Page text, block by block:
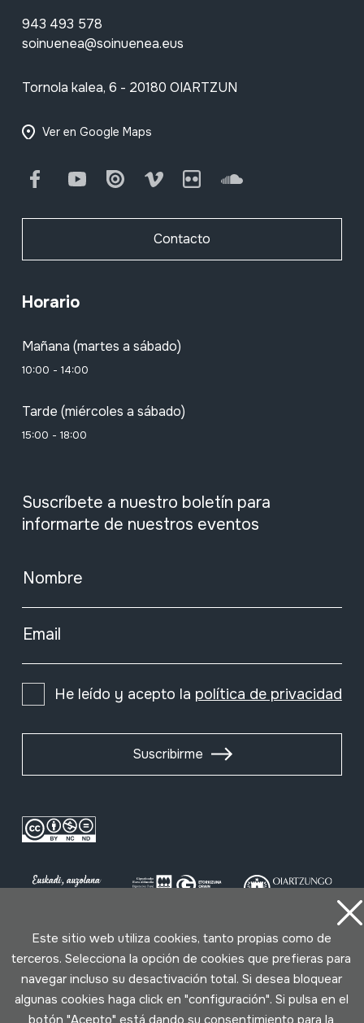
943 493 578
soinuenea@soinuenea.eus
Tornola kalea, 6 - 20180 OIARTZUN
Ver en Google Maps
FacebookYoutube Issuu Vimeo Flickr SoundCloud
Contacto
Horario
Mañana (martes a sábado)
10:00 - 14:00
Tarde (miércoles a sábado)
15:00 - 18:00
Suscríbete a nuestro boletín para
informarte de nuestros eventos
Nombre
Email
He leído y acepto la política de privacidad
Suscribirme
Condiciones de uso
Política de privacidad
Política de cookies
Este sitio web utiliza cookies, tanto propias como de
terceros. Selecciona la opción de cookies que prefieras para
navegar incluso su desactivación total. Si desea bloquear
algunas cookies haga click en "configuración". Si pulsa en el
botón "Acepto" está dando su consentimiento para la